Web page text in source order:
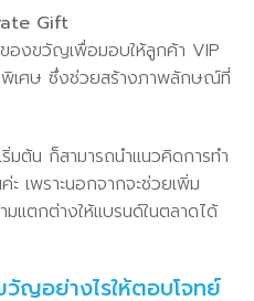
Gift
องขวัญเพื่อมอบให้ลูกค้า VIP
เศษ ซึ่งช่วยสร้างภาพลักษณ์ที่
มต้น ก็สามารถนำแนวคิดการทำ
เพราะนอกจากจะช่วยเพิ่ม
แตกต่างให้แบรนด์ในตลาดได้
ญอย่างไรให้ตอบโจทย์